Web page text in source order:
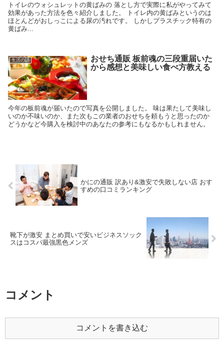
トイレのウォシュレットの黄ばみの 落とし方で実際に私がやってみて
効果があった方法を色々紹介しました。 トイレ内の黄ばみというのは
ほとんどがおしっこによる尿の汚れです。 しかしプラスチック特有の
黄ばみ...
生活の話
おせち通販 板前魂の三段重届いた
から感想と美味しい食べ方教える
今年の板前魂が届いたので写真を公開しました。 味は果たして美味し
いのか不味いのか、また次もこの業者のおせちを頼もうと思ったのか
どうかなど今購入を検討中のあなたの参考にもなるかもしれません。
かにの通販 訳あり&激安で失敗しない店 おす
すめの口コミランキング
靴下が激安 まとめ買いで安いビジネスソック
スはコスパ最強黒色メンズ
コメント
コメントを書き込む